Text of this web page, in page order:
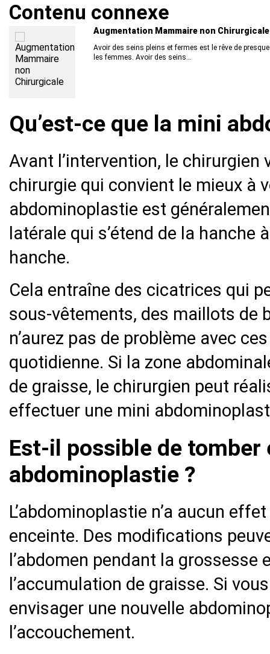
Contenu connexe
Augmentation Mammaire non Chirurgicale
Avoir des seins pleins et fermes est le rêve de
les femmes. Avoir des seins...
Qu’est-ce que la mini
Avant l’intervention, le
chirurgie qui convient le mieux à
abdominoplastie est
latérale qui s’étend de la hanche
hanche.
Cela entraîne des cicatrices qui
sous-vêtements, des maillots de
n’aurez pas de problème avec
quotidienne. Si la zone
de graisse, le chirurgien peut
effectuer une mini
Est-il possible de tomber
abdominoplastie ?
L’abdominoplastie n’a aucun
enceinte. Des modifications
l’abdomen pendant la grossesse
l’accumulation de graisse. Si
envisager une nouvelle
l’accouchement.